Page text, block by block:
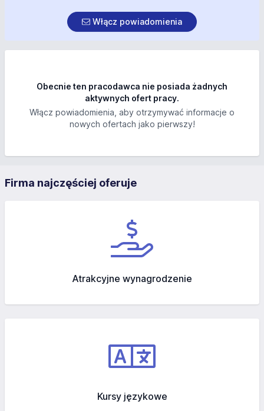
Włącz powiadomienia
Obecnie ten pracodawca nie posiada żadnych
aktywnych ofert pracy.
Włącz powiadomienia, aby otrzymywać informacje o
nowych ofertach jako pierwszy!
Firma najczęściej oferuje
Atrakcyjne wynagrodzenie
Kursy językowe